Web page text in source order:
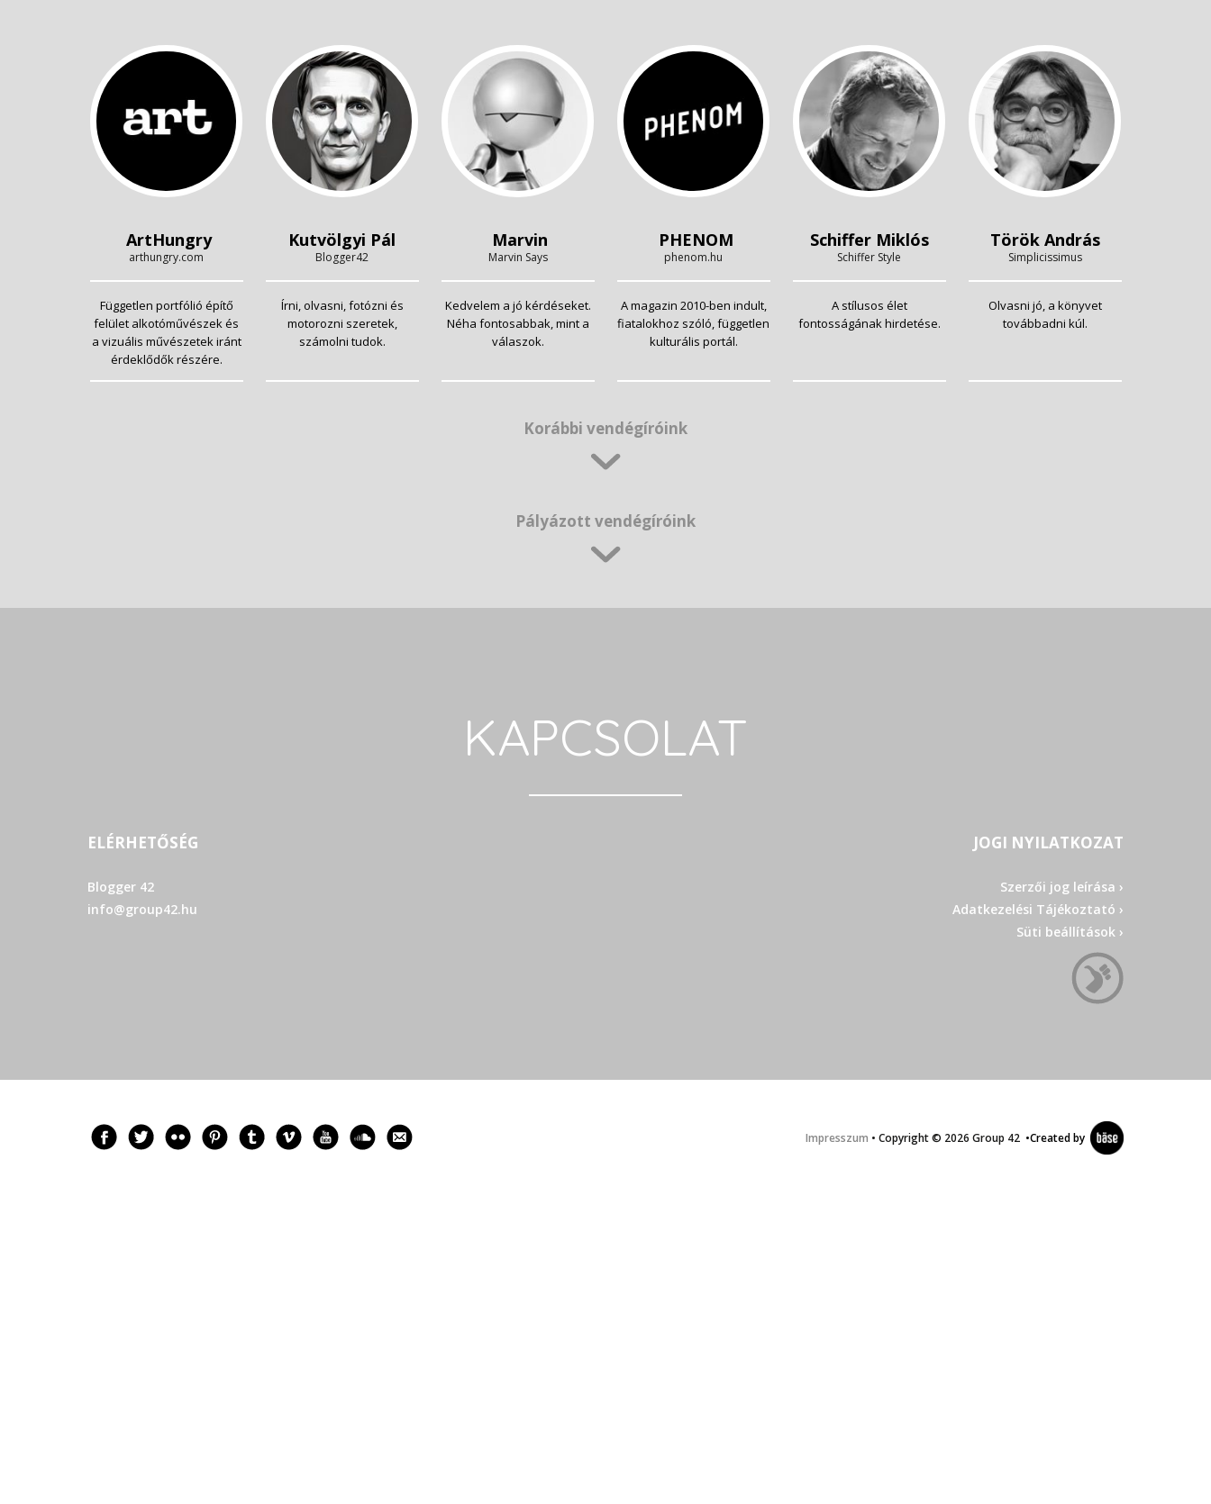
ArtHungry
arthungry.com
Független portfólió építő
felület alkotóművészek és
a vizuális művészetek iránt
érdeklődők részére.
Kutvölgyi Pál
Blogger42
Írni, olvasni, fotózni és
motorozni szeretek,
számolni tudok.
Marvin
Marvin Says
Kedvelem a jó kérdéseket.
Néha fontosabbak, mint a
válaszok.
PHENOM
phenom.hu
A magazin 2010-ben indult,
fiatalokhoz szóló, független
kulturális portál.
Schiffer Miklós
Schiffer Style
A stílusos élet
fontosságának hirdetése.
Török András
Simplicissimus
Olvasni jó, a könyvet
továbbadni kúl.
Korábbi vendégíróink
Pályázott vendégíróink
KAPCSOLAT
ELÉRHETŐSÉG
Blogger 42
info@group42.hu
JOGI NYILATKOZAT
Szerzői jog leírása ›
Adatkezelési Tájékoztató ›
Süti beállítások ›
Impresszum • Copyright © 2026 Group 42 •Created by